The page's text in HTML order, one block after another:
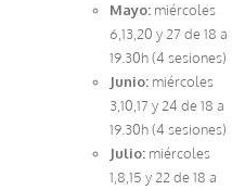
Mayo: miércoles
6,13,20 y 27 de 18 a
19.30h (4 sesiones)
Junio: miércoles
3,10,17 y 24 de 18 a
19.30h (4 sesiones)
Julio: miércoles
1,8,15 y 22 de 18 a